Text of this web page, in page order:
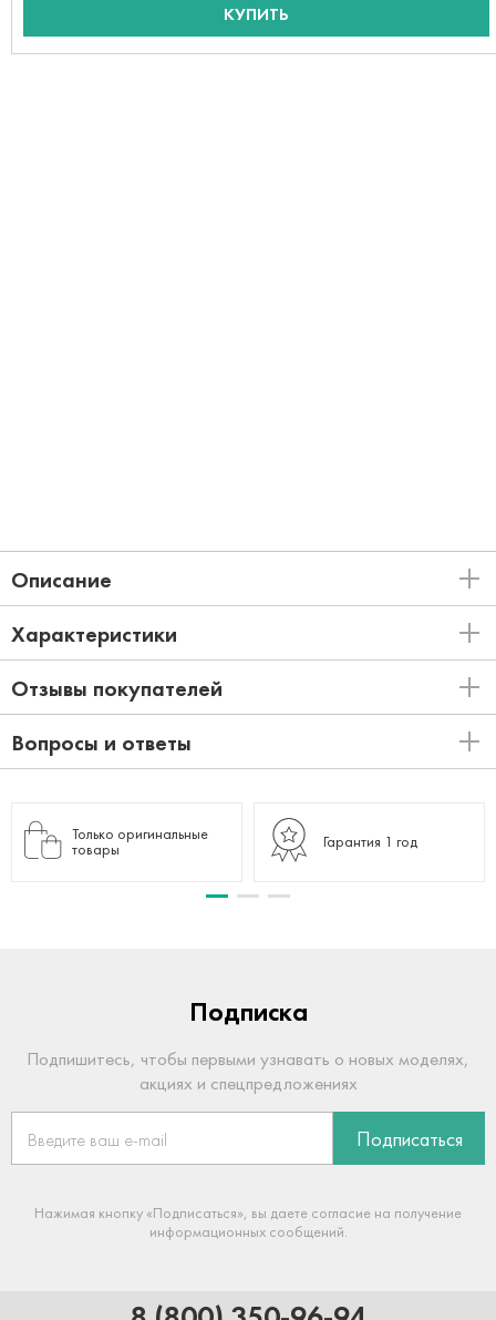
КУПИТЬ
Описание
Характеристики
Отзывы покупателей
Вопросы и ответы
Только оригинальные
товары
Гарантия 1 год
Подписка
Подпишитесь, чтобы первыми узнавать о новых моделях,
акциях и спецпредложениях
Подписаться
Нажимая кнопку «Подписаться», вы даете согласие на получение
информационных сообщений.